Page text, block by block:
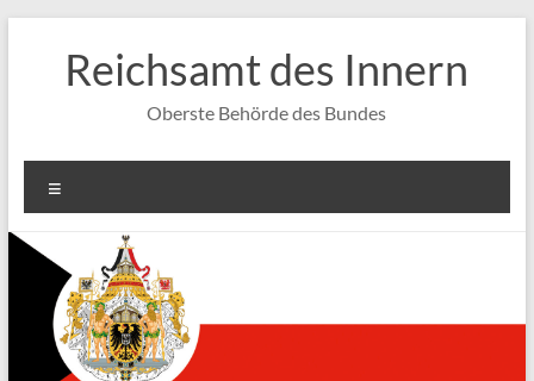
springenReichsamt des Innern
Oberste Behörde des Bundes